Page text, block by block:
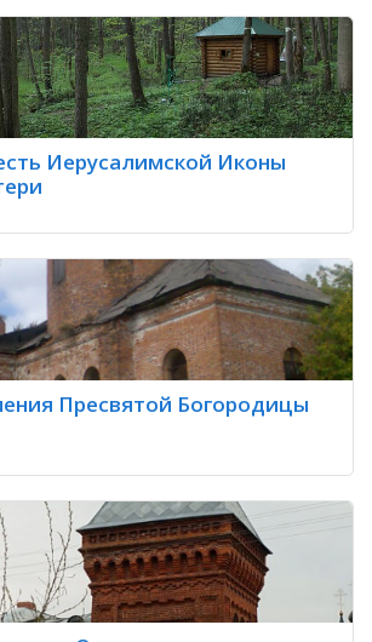
Иерусалимской Иконы
Пресвятой Богородицы